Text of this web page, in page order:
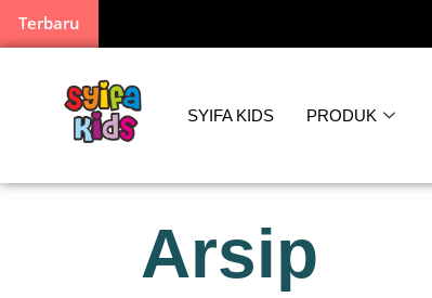
Terbaru
SYIFA KIDS PRODUK
Arsip